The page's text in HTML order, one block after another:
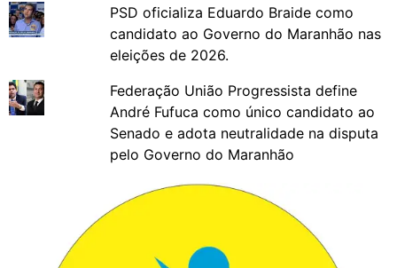
PSD oficializa Eduardo Braide como
candidato ao Governo do Maranhão nas
eleições de 2026.
Federação União Progressista define
André Fufuca como único candidato ao
Senado e adota neutralidade na disputa
pelo Governo do Maranhão